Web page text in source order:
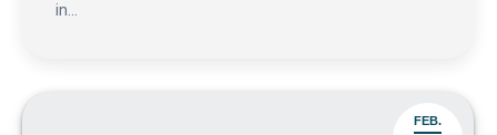
in…
FEB.